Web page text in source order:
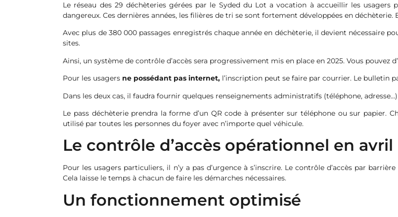
Le réseau des 29 déchèteries gérées par le Syded du Lot a vocation à accueillir les
dangereux. Ces dernières années, les filières de tri se sont fortement développées en
Avec plus de 380 000 passages enregistrés chaque année en déchèterie, il devient nécessaire
sites.
Ainsi, un système de contrôle d’accès sera progressivement mis en place en 2025. Vous pouvez
Pour les usagers ne possédant pas internet, l’inscription peut se faire par courrier. Le bulletin
Dans les deux cas, il faudra fournir quelques renseignements administratifs (téléphone,
Le pass déchèterie prendra la forme d’un QR code à présenter sur téléphone ou sur papier.
utilisé par toutes les personnes du foyer avec n’importe quel véhicule.
Le contrôle d’accès opérationnel en avril
Pour les usagers particuliers, il n’y a pas d’urgence à s’inscrire. Le contrôle d’accès par
Cela laisse le temps à chacun de faire les démarches nécessaires.
Un fonctionnement optimisé